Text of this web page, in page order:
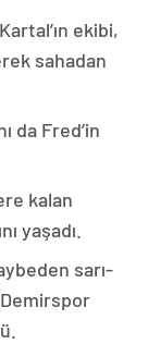
ekibi,
sahadan
da Fred’in
kalan
yaşadı.
sarı-